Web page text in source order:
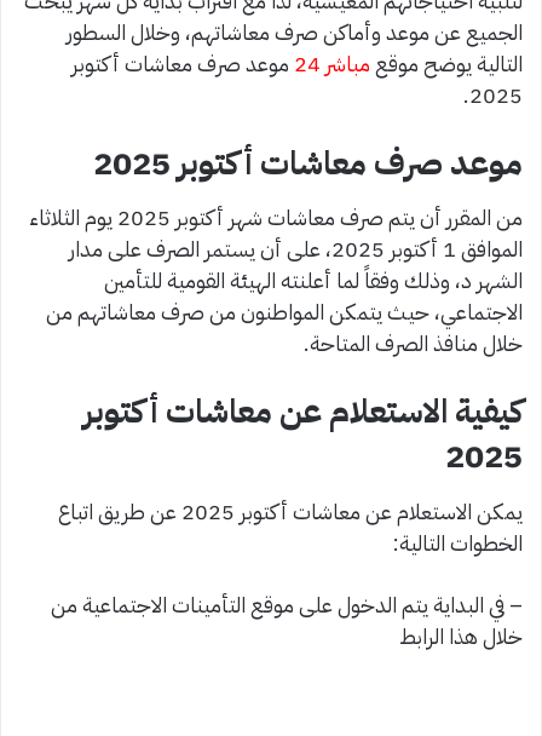
الجميع عن موعد وأماكن صرف معاشاتهم، وخلال السطور
التالية يوضح موقع مباشر 24
موعد صرف معاشات أكتوبر
2025.
موعد صرف معاشات أكتوبر 2025
من المقرر أن يتم صرف معاشات شهر أكتوبر 2025 يوم الثلاثاء
الموافق 1 أكتوبر 2025، على أن يستمر الصرف على مدار
الشهر د، وذلك وفقاً لما أعلنته الهيئة القومية للتأمين
الاجتماعي، حيث يتمكن المواطنون من صرف معاشاتهم من
خلال منافذ الصرف المتاحة.
كيفية الاستعلام عن معاشات أكتوبر
2025
يمكن الاستعلام عن معاشات أكتوبر 2025 عن طريق اتباع
الخطوات التالية:
– في البداية يتم الدخول على موقع التأمينات الاجتماعية من
خلال هذا الرابط